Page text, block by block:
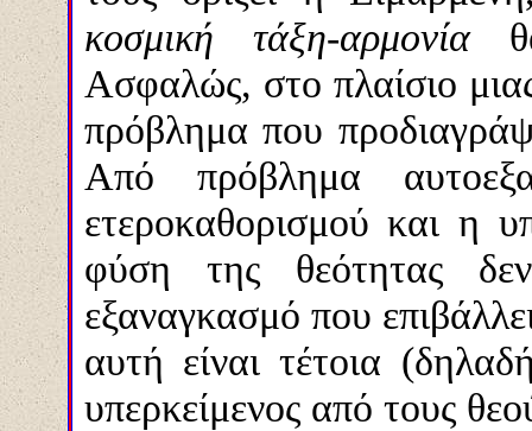
κοσμική τάξη-αρμονία
Ασφαλώς, στο πλαίσιο
πρόβλημα που
Από πρόβλημα
ετεροκαθορισμού και η
φύση της θεότητας
εξαναγκασμό που
αυτή είναι τέτοια
υπερκείμενος από τους